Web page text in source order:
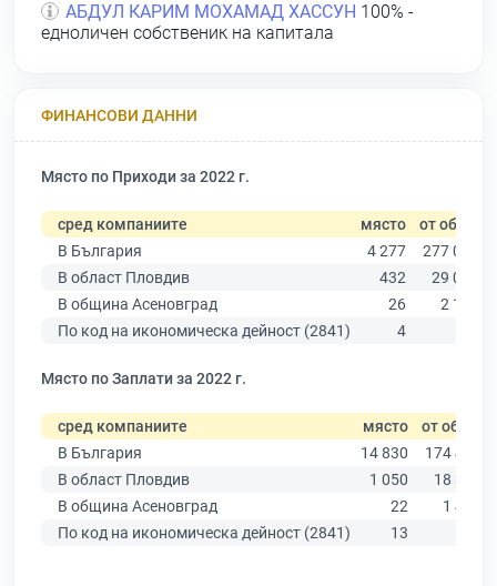
АБДУЛ КАРИМ МОХАМАД ХАССУН 100% -
едноличен собственик на капитала
ФИНАНСОВИ ДАННИ
Място по Приходи за 2022 г.
сред компаниите място от общо
В България
4 277
277 019
В област Пловдив
432
29 067
В община Асеновград
26
2 168
По код на икономическа дейност (2841)
4
Място по Заплати за 2022 г.
сред компаниите място от общо
В България
14 830
174 403
В област Пловдив
1 050
18 305
В община Асеновград
22
1 418
По код на икономическа дейност (2841)
13